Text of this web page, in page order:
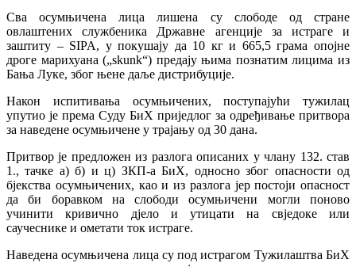
Сва осумњичена лица лишена су слободе од стране
овлаштених службеника Државне агенције за истраге и
заштиту – SIPA, у покушају да 10 кг и 665,5 грама опојне
дроге марихуана („skunk“) предају њима познатим лицима из
Бања Луке, због њене даље дистрибуције.
Након испитивања осумњичених, поступајући тужилац
упутио је према Суду БиХ приједлог за одређивање притвора
за наведене осумњичене у трајању од 30 дана.
Притвор је предложен из разлога описаних у члану 132. став
1., тачке а) б) и ц) ЗКП-a БиХ, односно због опасности од
бјекства осумњичених, као и из разлога јер постоји опасност
да би боравком на слободи осумњичени могли поново
учинити кривично дјело и утицати на свједоке или
саучеснике и ометати ток истраге.
Наведена осумњичена лица су под истрагом Тужилаштва БиХ